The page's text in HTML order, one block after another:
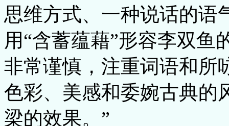
思维方式、一种说话的语
用“含蓄蕴藉”形容李双鱼
非常谨慎，注重词语和所
色彩、美感和委婉古典的
梁的效果。”